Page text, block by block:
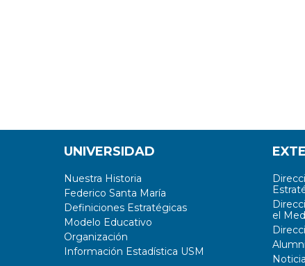
UNIVERSIDAD
Nuestra Historia
Federico Santa María
Definiciones Estratégicas
Modelo Educativo
Organización
Información Estadística USM
el
Alumni